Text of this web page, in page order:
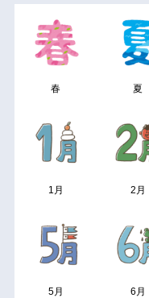
春 夏
1月 2月
5月 6月